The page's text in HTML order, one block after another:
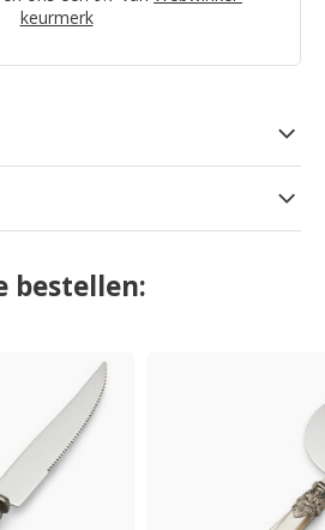
keurmerk
bestellen: